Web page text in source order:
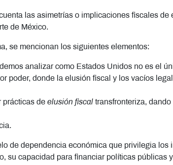
las asimetrías o implicaciones fiscales de
de México.
se mencionan los siguientes elementos:
analizar como Estados Unidos no es el
poder, donde la elusión fiscal y los vacíos
prácticas de elusión fiscal transfronteriza,
de dependencia económica que privilegia
su capacidad para financiar políticas públicas